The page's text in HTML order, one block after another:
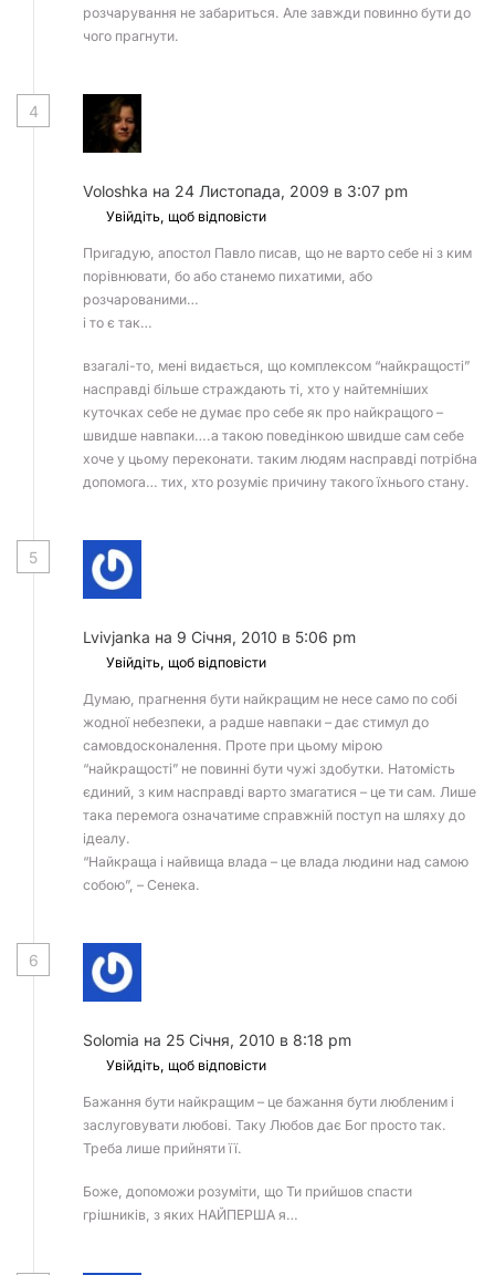
розчарування не забариться. Але завжди повинно бути до
чого прагнути.
4
Voloshka на 24 Листопада, 2009 в 3:07 pm
Увійдіть, щоб відповісти
Пригадую, апостол Павло писав, що не варто себе ні з ким
порівнювати, бо або станемо пихатими, або
розчарованими…
і то є так…
взагалі-то, мені видається, що комплексом “найкращості”
насправді більше страждають ті, хто у найтемніших
куточках себе не думає про себе як про найкращого –
швидше навпаки….а такою поведінкою швидше сам себе
хоче у цьому переконати. таким людям насправді потрібна
допомога… тих, хто розуміє причину такого їхнього стану.
5
Lvivjanka на 9 Січня, 2010 в 5:06 pm
Увійдіть, щоб відповісти
Думаю, прагнення бути найкращим не несе само по собі
жодної небезпеки, а радше навпаки – дає стимул до
самовдосконалення. Проте при цьому мірою
“найкращості” не повинні бути чужі здобутки. Натомість
єдиний, з ким насправді варто змагатися – це ти сам. Лише
така перемога означатиме справжній поступ на шляху до
ідеалу.
“Найкраща і найвища влада – це влада людини над самою
собою”, – Сенека.
6
Solomia на 25 Січня, 2010 в 8:18 pm
Увійдіть, щоб відповісти
Бажання бути найкращим – це бажання бути любленим і
заслуговувати любові. Таку Любов дає Бог просто так.
Треба лише прийняти її.
Боже, допоможи розуміти, що Ти прийшов спасти
грішників, з яких НАЙПЕРША я…